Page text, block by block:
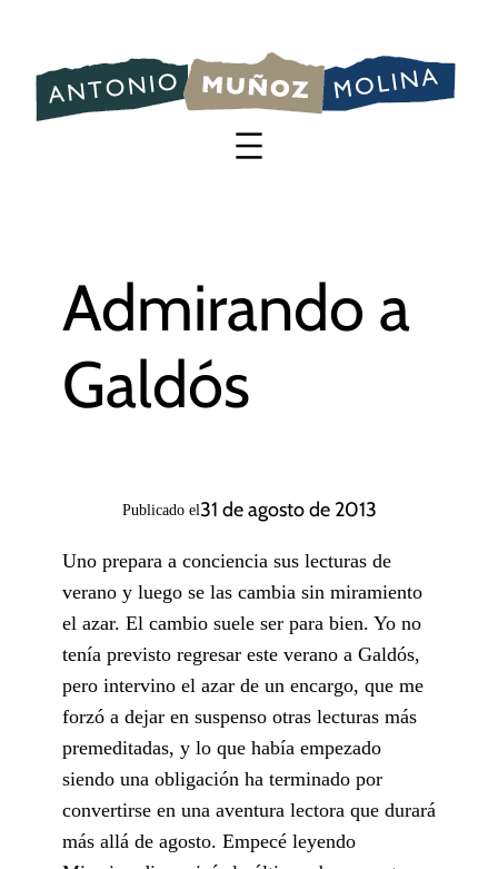
contenido
Admirando a
Galdós
Publicado el31 de agosto de 2013
Uno prepara a conciencia sus lecturas de
verano y luego se las cambia sin miramiento
el azar. El cambio suele ser para bien. Yo no
tenía previsto regresar este verano a Galdós,
pero intervino el azar de un encargo, que me
forzó a dejar en suspenso otras lecturas más
premeditadas, y lo que había empezado
siendo una obligación ha terminado por
convertirse en una aventura lectora que durará
más allá de agosto. Empecé leyendo